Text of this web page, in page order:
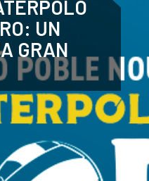
UN
GRAN